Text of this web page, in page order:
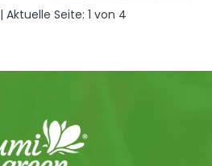
| Aktuelle Seite: 1 von 4